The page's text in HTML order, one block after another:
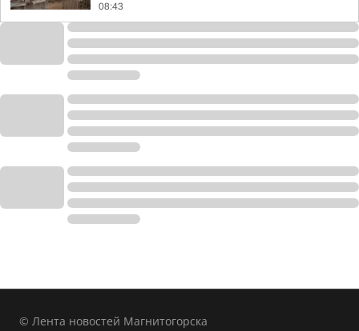
08:43
© Лента новостей Магнитогорска